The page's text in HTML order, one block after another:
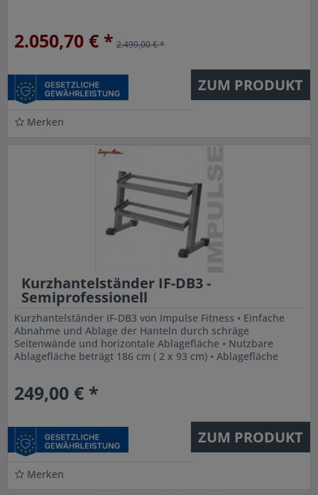
2.050,70 € * 2.499,00 € *
ZUM PRODUKT
Merken
Kurzhantelständer IF-DB3 -
Semiprofessionell
Kurzhantelständer IF-DB3 von Impulse Fitness • Einfache
Abnahme und Ablage der Hanteln durch schräge
Seitenwände und horizontale Ablagefläche • Nutzbare
Ablagefläche beträgt 186 cm ( 2 x 93 cm) • Ablagefläche
249,00 € *
ZUM PRODUKT
Merken